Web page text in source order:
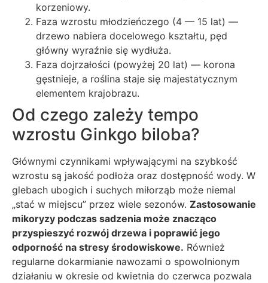
korzeniowy.
Faza wzrostu młodzieńczego (4 — 15 lat) —
drzewo nabiera docelowego kształtu, pęd
główny wyraźnie się wydłuża.
Faza dojrzałości (powyżej 20 lat) — korona
gęstnieje, a roślina staje się majestatycznym
elementem krajobrazu.
Od czego zależy tempo
wzrostu Ginkgo biloba?
Głównymi czynnikami wpływającymi na szybkość
wzrostu są jakość podłoża oraz dostępność wody. W
glebach ubogich i suchych miłorząb może niemal
„stać w miejscu” przez wiele sezonów. Zastosowanie
mikoryzy podczas sadzenia może znacząco
przyspieszyć rozwój drzewa i poprawić jego
odporność na stresy środowiskowe. Również
regularne dokarmianie nawozami o spowolnionym
działaniu w okresie od kwietnia do czerwca pozwala